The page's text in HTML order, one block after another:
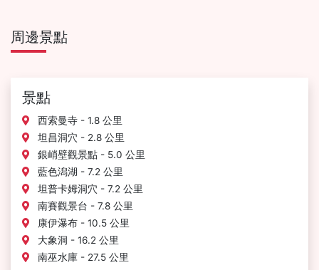
周邊景點
景點
西索曼寺 - 1.8 公里
坦昌洞穴 - 2.8 公里
銀峭壁觀景點 - 5.0 公里
藍色潟湖 - 7.2 公里
坦普卡姆洞穴 - 7.2 公里
南賽觀景台 - 7.8 公里
康伊瀑布 - 10.5 公里
大象洞 - 16.2 公里
南巫水庫 - 27.5 公里